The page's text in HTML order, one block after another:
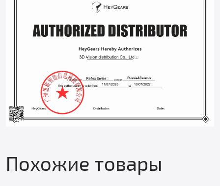
Похожие товары